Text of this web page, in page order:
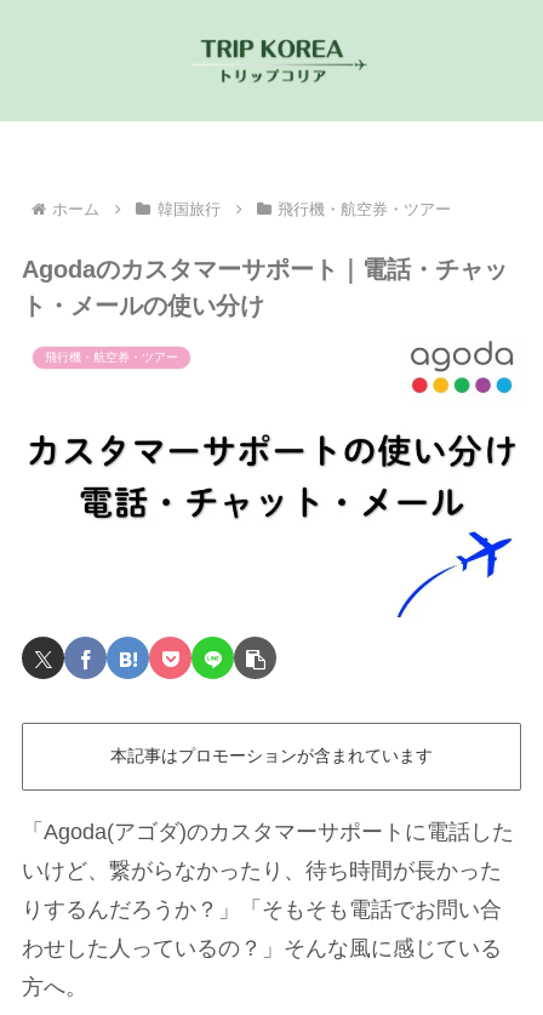
ホーム 韓国旅行 飛行機・航空券・ツアー
Agodaのカスタマーサポート｜電話・チャッ
ト・メールの使い分け
飛行機・航空券・ツアー
本記事はプロモーションが含まれています
「Agoda(アゴダ)のカスタマーサポートに電話した
いけど、繋がらなかったり、待ち時間が長かった
りするんだろうか？」「そもそも電話でお問い合
わせした人っているの？」そんな風に感じている
方へ。